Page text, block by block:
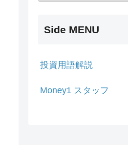
Side MENU
投資用語解説
Money1 スタッフ